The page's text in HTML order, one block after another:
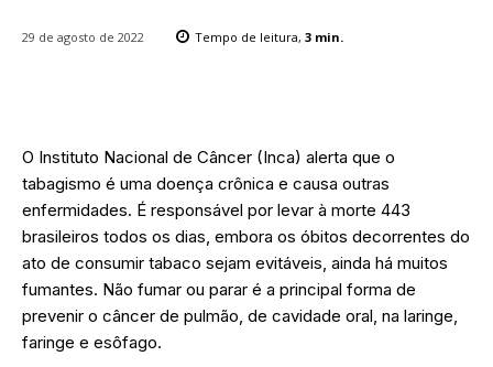
29 de agosto de 2022 Tempo de leitura, 3 min.
O Instituto Nacional de Câncer (Inca) alerta que o
tabagismo é uma doença crônica e causa outras
enfermidades. É responsável por levar à morte 443
brasileiros todos os dias, embora os óbitos decorrentes do
ato de consumir tabaco sejam evitáveis, ainda há muitos
fumantes. Não fumar ou parar é a principal forma de
prevenir o câncer de pulmão, de cavidade oral, na laringe,
faringe e esôfago.